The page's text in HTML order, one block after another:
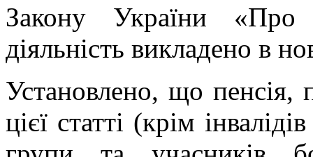
Закону України «Про
діяльність викладено в
Установлено, що пенсія,
цієї статті (крім